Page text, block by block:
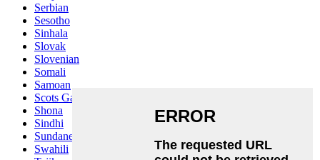
Serbian
Sesotho
Sinhala
Slovak
Slovenian
Somali
Samoan
Scots Gaelic
Shona
Sindhi
Sundanese
Swahili